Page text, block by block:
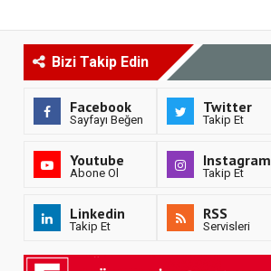
Bizi Takip Edin
Facebook
Sayfayı Beğen
Twitter
Takip Et
Youtube
Abone Ol
Instagram
Takip Et
Linkedin
Takip Et
RSS
Servisleri